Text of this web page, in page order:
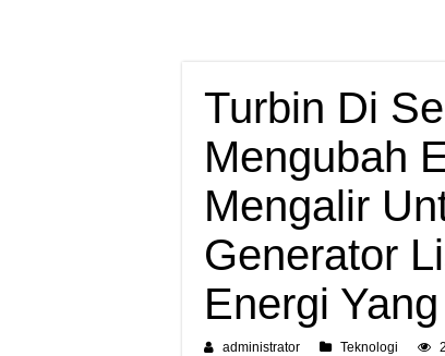
Turbin Di
Mengubah
Mengalir
Generator
Energi
administrator Teknologi